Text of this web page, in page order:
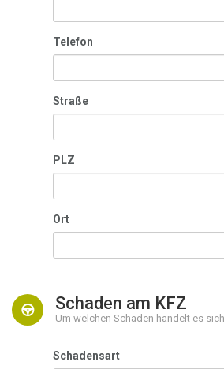
Telefon
Straße
PLZ
Ort
Schaden am KFZ
Um welchen Schaden handelt es
Schadensart